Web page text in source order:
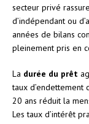
secteur privé
d’indépendant ou
années de bilans
pleinement pris en
La durée du prêt
taux d’endettement
20 ans réduit la
Les taux d’intérêt